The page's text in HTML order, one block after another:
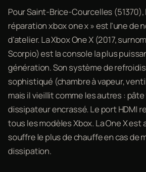
Pour Saint-Brice-Courcelles
réparation xbox one x » est l'une de
d'atelier. La Xbox One X (2017,
Scorpio) est la console la plus
génération. Son système de
sophistiqué (chambre à vapeur,
mais il vieillit comme les autres :
dissipateur encrassé. Le port HDMI
tous les modèles Xbox. La One X est
souffre le plus de chauffe en cas de
dissipation.